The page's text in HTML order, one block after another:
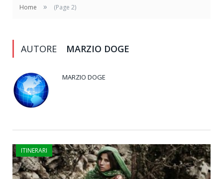
Home » (Page 2)
AUTORE MARZIO DOGE
MARZIO DOGE
ITINERARI